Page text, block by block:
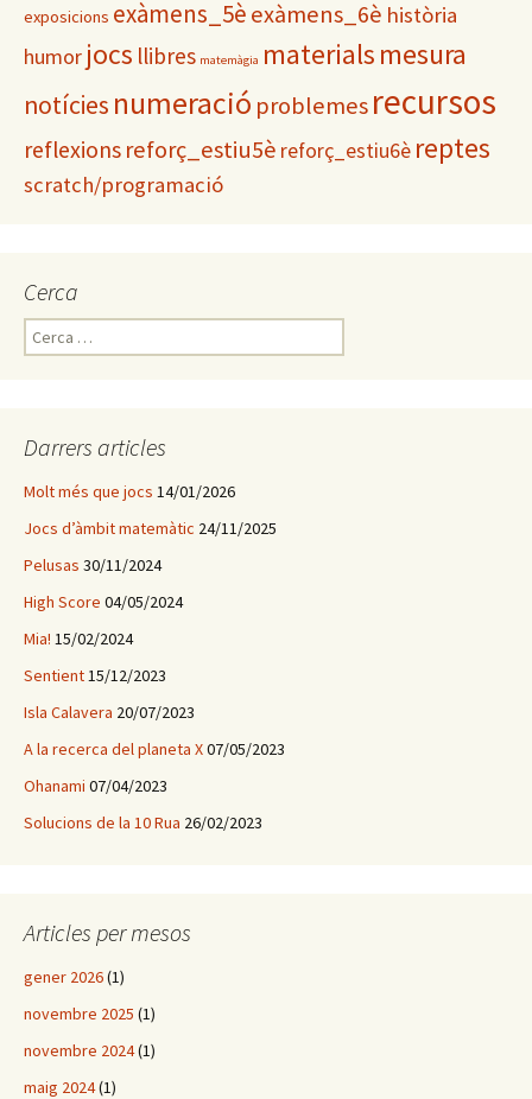
exposicions exàmens_5èexàmens_6è història
humor jocs llibres matemàgia materialsmesura
notícies numeració problemesrecursos
reflexions reforç_estiu5è reforç_estiu6è reptes
scratch/programació
Cerca
e
:Darrers articles
Molt més que jocs 14/01/2026
Jocs d’àmbit matemàtic 24/11/2025
Pelusas 30/11/2024
High Score 04/05/2024
Mia! 15/02/2024
Sentient15/12/2023
Isla Calavera 20/07/2023
A la recerca del planeta X07/05/2023
Ohanami 07/04/2023
Solucions de la 10 Rua 26/02/2023
Articles per mesos
gener 2026(1)
novembre 2025 (1)
novembre 2024(1)
maig 2024(1)